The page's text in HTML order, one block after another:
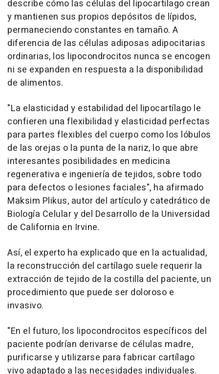
describe cómo las células del lipocartilago crean
y mantienen sus propios depósitos de lípidos,
permaneciendo constantes en tamaño. A
diferencia de las células adiposas adipocitarias
ordinarias, los lipocondrocitos nunca se encogen
ni se expanden en respuesta a la disponibilidad
de alimentos.
"La elasticidad y estabilidad del lipocartílago le
confieren una flexibilidad y elasticidad perfectas
para partes flexibles del cuerpo como los lóbulos
de las orejas o la punta de la nariz, lo que abre
interesantes posibilidades en medicina
regenerativa e ingeniería de tejidos, sobre todo
para defectos o lesiones faciales", ha afirmado
Maksim Plikus, autor del artículo y catedrático de
Biología Celular y del Desarrollo de la Universidad
de California en Irvine.
Así, el experto ha explicado que en la actualidad,
la reconstrucción del cartílago suele requerir la
extracción de tejido de la costilla del paciente, un
procedimiento que puede ser doloroso e
invasivo.
"En el futuro, los lipocondrocitos específicos del
paciente podrían derivarse de células madre,
purificarse y utilizarse para fabricar cartílago
vivo adaptado a las necesidades individuales.